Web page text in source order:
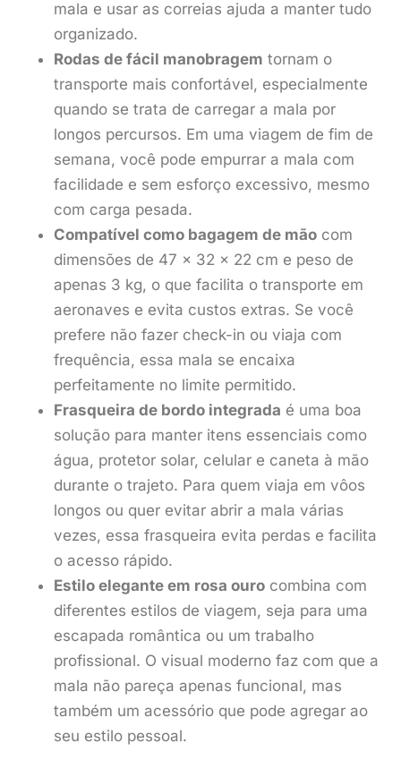
mala e usar as correias ajuda a manter tudo
organizado.
Rodas de fácil manobragem tornam o
transporte mais confortável, especialmente
quando se trata de carregar a mala por
longos percursos. Em uma viagem de fim de
semana, você pode empurrar a mala com
facilidade e sem esforço excessivo, mesmo
com carga pesada.
Compatível como bagagem de mão com
dimensões de 47 x 32 x 22 cm e peso de
apenas 3 kg, o que facilita o transporte em
aeronaves e evita custos extras. Se você
prefere não fazer check-in ou viaja com
frequência, essa mala se encaixa
perfeitamente no limite permitido.
Frasqueira de bordo integrada é uma boa
solução para manter itens essenciais como
água, protetor solar, celular e caneta à mão
durante o trajeto. Para quem viaja em vôos
longos ou quer evitar abrir a mala várias
vezes, essa frasqueira evita perdas e facilita
o acesso rápido.
Estilo elegante em rosa ouro combina com
diferentes estilos de viagem, seja para uma
escapada romântica ou um trabalho
profissional. O visual moderno faz com que a
mala não pareça apenas funcional, mas
também um acessório que pode agregar ao
seu estilo pessoal.